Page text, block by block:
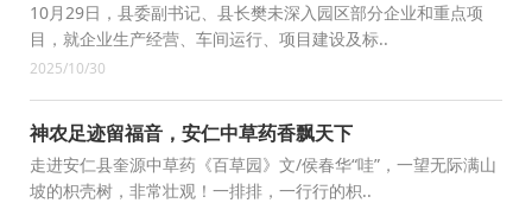
10月29日，县委副书记、县长樊未深入园区部分企业和重点项
目，就企业生产经营、车间运行、项目建设及标..
2025/10/30
神农足迹留福音，安仁中草药香飘天下
走进安仁县奎源中草药《百草园》文/侯春华“哇”，一望无际满山
坡的枳壳树，非常壮观！一排排，一行行的枳..